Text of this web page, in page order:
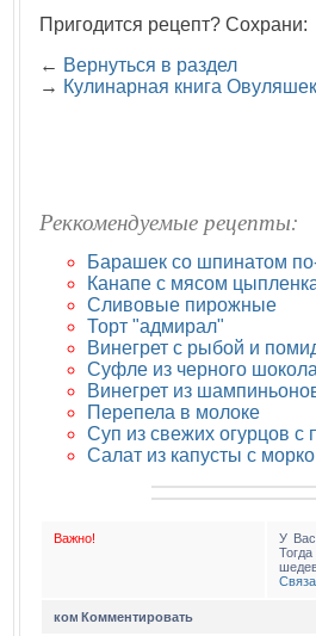
Пригодится рецепт? Сохрани:
← Вернуться в раздел
→ Кулинарная книга Овуляшек
Реккомендуемые рецепты:
Барашек со шпинатом
Канапе с мясом
Сливовые пирожные
Торт "адмирал"
Винегрет с рыбой и
Суфле из черного
Винегрет из
Перепела в молоке
Суп из свежих огурцов
Салат из капусты с
Важно!
У Вас
Комментировать